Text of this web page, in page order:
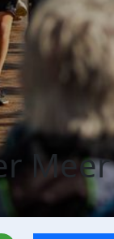
Meer